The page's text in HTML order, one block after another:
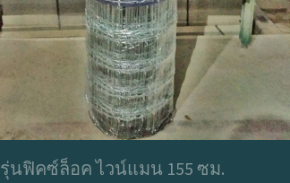
รุ่นฟิคซ์ล็อค ไวน์แมน 155 ซม.